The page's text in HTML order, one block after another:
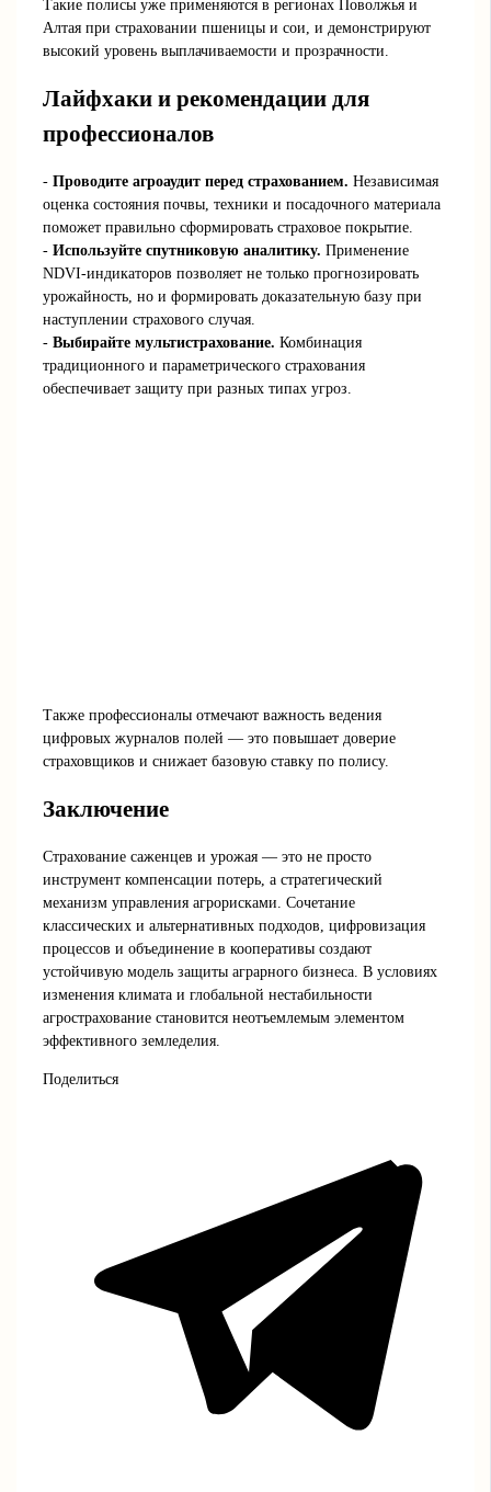
Такие полисы уже применяются в регионах Поволжья и
Алтая при страховании пшеницы и сои, и демонстрируют
высокий уровень выплачиваемости и прозрачности.
Лайфхаки и рекомендации для
профессионалов
-Проводите агроаудит перед страхованием. Независимая
оценка состояния почвы, техники и посадочного материала
поможет правильно сформировать страховое покрытие.
-Используйте спутниковую аналитику. Применение
NDVI-индикаторов позволяет не только прогнозировать
урожайность, но и формировать доказательную базу при
наступлении страхового случая.
-Выбирайте мультистрахование. Комбинация
традиционного и параметрического страхования
обеспечивает защиту при разных типах угроз.
Также профессионалы отмечают важность ведения
цифровых журналов полей — это повышает доверие
страховщиков и снижает базовую ставку по полису.
Заключение
Страхование саженцев и урожая — это не просто
инструмент компенсации потерь, а стратегический
механизм управления агрорисками. Сочетание
классических и альтернативных подходов, цифровизация
процессов и объединение в кооперативы создают
устойчивую модель защиты аграрного бизнеса. В условиях
изменения климата и глобальной нестабильности
агрострахование становится неотъемлемым элементом
эффективного земледелия.
Поделиться